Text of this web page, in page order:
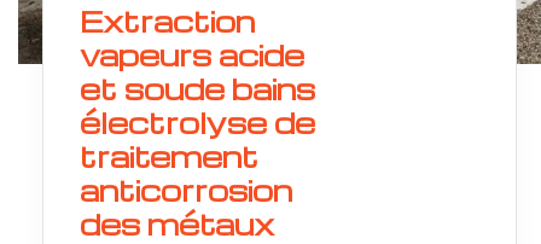
Extraction
vapeurs acide
et soude bains
électrolyse de
traitement
anticorrosion
des métaux